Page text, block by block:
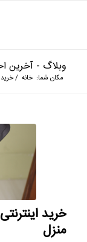
وبلاگ - آخرین
مکان شما: خانه /
خرید
منزل